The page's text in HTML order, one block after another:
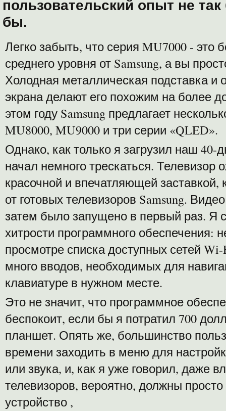
пользовательский опыт не
бы.
Легко забыть, что серия MU7000 - это
среднего уровня от Samsung, а вы
Холодная металлическая подставка и
экрана делают его похожим на более
этом году Samsung предлагает
MU8000, MU9000 и три серии «QLED».
Однако, как только я загрузил наш
начал немного трескаться. Телевизор
красочной и впечатляющей
от готовых телевизоров Samsung.
затем было запущено в первый раз. Я
хитрости программного обеспечения:
просмотре списка доступных сетей
много вводов, необходимых для
клавиатуре в нужном месте.
Это не значит, что программное
беспокоит, если бы я потратил 700
планшет. Опять же, большинство
времени заходить в меню для
или звука, и, как я уже говорил, даже
телевизоров, вероятно, должны
устройство ,